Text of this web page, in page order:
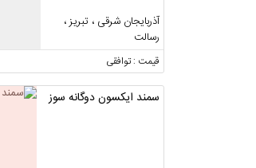
آذربایجان شرقی ، تبریز ،
رسالت
قیمت : توافقی
سمند ایکسون دوگانه سوز